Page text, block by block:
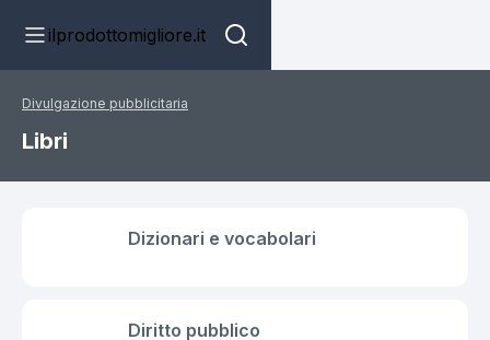
ilprodottomigliore.it
Divulgazione pubblicitaria
Libri
Dizionari e vocabolari
Diritto pubblico